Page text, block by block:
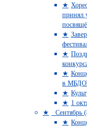
принял
в
1
Сентябрь